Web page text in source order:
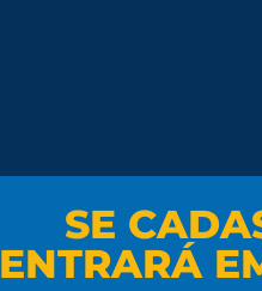
SE
ENTRARÁ